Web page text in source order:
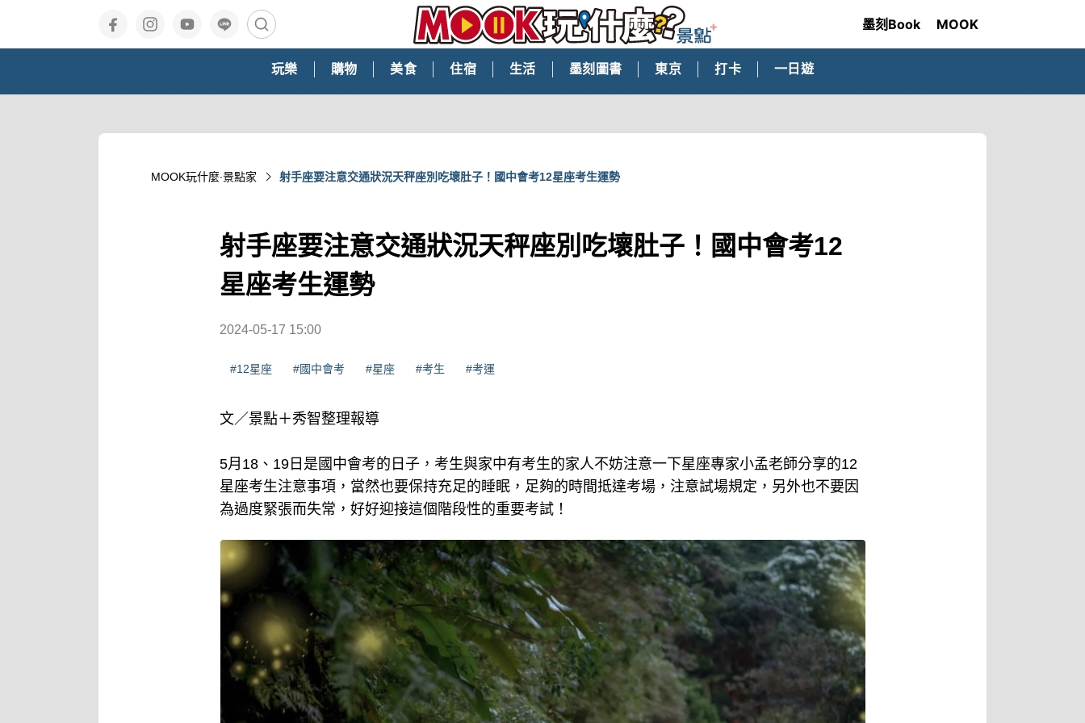
墨刻Book MOOK
玩樂 購物 美食 住宿 生活 墨刻圖書 東京 打卡 一日遊
MOOK玩什麼‧景點家 射手座要注意交通狀況天秤座別吃壞肚子！國中會考12星座考生運勢
射手座要注意交通狀況天秤座別吃壞肚子！國中會考12
星座考生運勢
2024-05-17 15:00
#12星座 #國中會考 #星座 #考生 #考運
文／景點＋秀智整理報導
5月18、19日是國中會考的日子，考生與家中有考生的家人不妨注意一下星座專家小孟老師分享的12
星座考生注意事項，當然也要保持充足的睡眠，足夠的時間抵達考場，注意試場規定，另外也不要因
為過度緊張而失常，好好迎接這個階段性的重要考試！